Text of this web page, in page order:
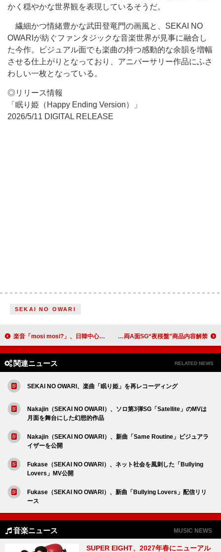
かく穏やかな世界観を表現しているそうだ。
繊細かつ情緒豊かな武田登竜門の画風と、SEKAI NO
OWARIが紡ぐファンタジックな音楽世界が見事に融合し
た今作。ビジュアル面でも楽曲の持つ感動的な余韻を増幅
させる仕上がりとなっており、アニバーサリー作品にふさ
わしい一枚となっている。
◎リリース情報
「眠り姫（Happy Ending Version）」
2026/5/11 DIGITAL RELEASE
SEKAI NO OWARI
楽音「mosi mosi?」、日韓中心にバイラルヒット拡大中 櫻坂46、アニメタイアップの両A面SG“夜桜盤”商品内容解禁
関連ニュース RELATED NEWS
SEKAI NO OWARI、楽曲「眠り姫」を再レコーディング
Nakajin（SEKAI NO OWARI）、ソロ第3弾SG「Satellite」のMVは
月面を舞台にした幻想的作品
Nakajin（SEKAI NO OWARI）、新曲「Same Routine」ビジュアラ
イザーを公開
Fukase（SEKAI NO OWARI）、ネット社会を風刺した「Bullying
Lovers」MV公開
Fukase（SEKAI NO OWARI）、新曲「Bullying Lovers」配信リリ
ース
音楽ニュース MUSIC NEWS
SUPER EIGHT、2027年春にニューアル